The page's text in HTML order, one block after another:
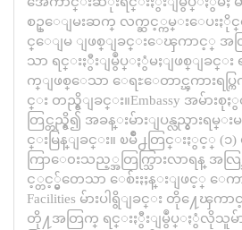
စဥ္ေျမးဆက္ လက္ဆင့္ကမ္းေပးႏိုင္
င္ေျမ ျဖစ္ျခင္းေၾကာင့္ အလ
သာ ရင္းႏွီးျမွဳပ္ႏွံမႈျဖစ္ျခင္း ရန္
က္ျဖစ္ေသာ ေရႊေတာင္ၾကားရပ္က
င္း တည္ရွိျခင္း။Embassy အမ်ားစု
တြင္တည္ရွိ၍ အခန္းမ်ားျပန္လည္ငွားရမ္
င္းမြန္ျခင္း။ ၿမိဳ႕တြင္းႏွင့္ (
ကြာေ၀းသည့္အတြက္သြားလာရန္ အလ
င့္တင့္မွ်တေသာ ေစ်းႏႈန္းျဖင့္ ေက
Facilities မ်ားပါရွိျခင္း တို႔ေၾ
တို႔အတြက္ ရင္းႏွီးျမွဳပ္ႏွံလိုသူမ်ာ